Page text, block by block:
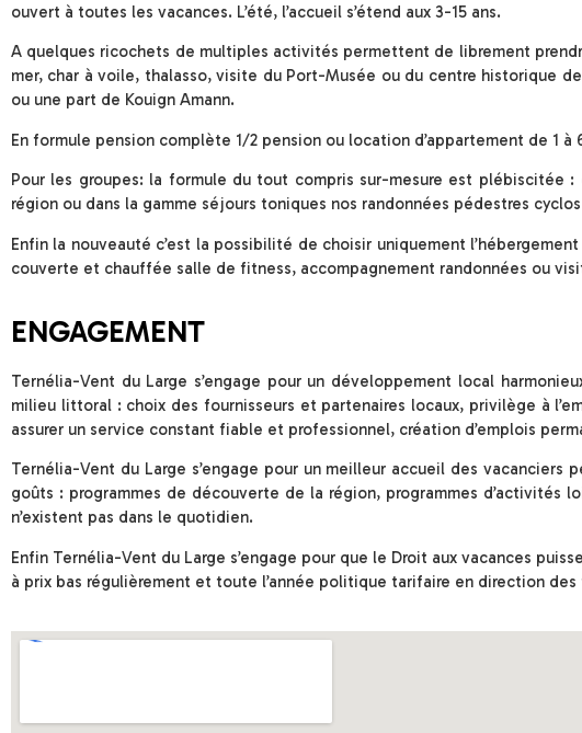
ouvert à toutes les vacances. L’été, l’accueil s’étend aux 3-15 ans.
A quelques ricochets de multiples activités permettent de librement
mer, char à voile, thalasso, visite du Port-Musée ou du centre historique
ou une part de Kouign Amann.
En formule pension complète 1/2 pension ou location d’appartement de 1 à
Pour les groupes: la formule du tout compris sur-mesure est plébiscitée
région ou dans la gamme séjours toniques nos randonnées pédestres
Enfin la nouveauté c’est la possibilité de choisir uniquement
couverte et chauffée salle de fitness, accompagnement randonnées ou
ENGAGEMENT
Ternélia-Vent du Large s’engage pour un développement local
milieu littoral : choix des fournisseurs et partenaires locaux, privilège à
assurer un service constant fiable et professionnel, création d’emplois
Ternélia-Vent du Large s’engage pour un meilleur accueil des
goûts : programmes de découverte de la région, programmes
n’existent pas dans le quotidien.
Enfin Ternélia-Vent du Large s’engage pour que le Droit aux vacances
à prix bas régulièrement et toute l’année politique tarifaire en direction